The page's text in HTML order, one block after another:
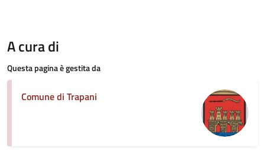
A cura di
Questa pagina è gestita da
Comune di Trapani